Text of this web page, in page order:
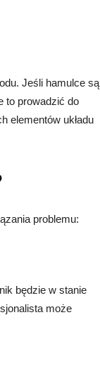
Jeśli hamulce są
to prowadzić do
elementów układu
problemu:
będzie w stanie
może